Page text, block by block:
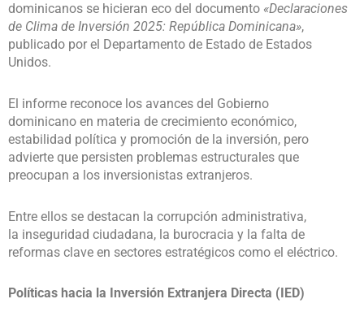
dominicanos se hicieran eco del documento «Declaraciones
de Clima de Inversión 2025: República Dominicana»,
publicado por el Departamento de Estado de Estados
Unidos.
El informe reconoce los avances del Gobierno
dominicano en materia de crecimiento económico,
estabilidad política y promoción de la inversión, pero
advierte que persisten problemas estructurales que
preocupan a los inversionistas extranjeros.
Entre ellos se destacan la corrupción administrativa,
la inseguridad ciudadana, la burocracia y la falta de
reformas clave en sectores estratégicos como el eléctrico.
Políticas hacia la Inversión Extranjera Directa (IED)